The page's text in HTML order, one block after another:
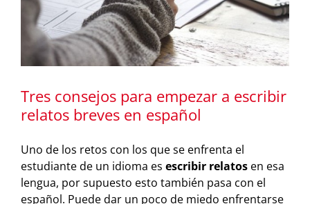
Tres consejos para empezar a escribir
relatos breves en español
Uno de los retos con los que se enfrenta el
estudiante de un idioma es escribir relatos en esa
lengua, por supuesto esto también pasa con el
español. Puede dar un poco de miedo enfrentarse